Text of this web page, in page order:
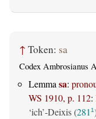
↑ Token: sa
Codex Ambrosianus
Lemmasa:
WS 1910, p. 112:
‘ich’-Deixis (281 1